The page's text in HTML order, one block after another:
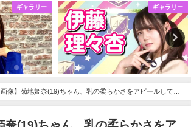
ギャラリー ギャラリー
画像】菊地姫奈(19)ちゃん、乳の柔らかさをアピールしてし